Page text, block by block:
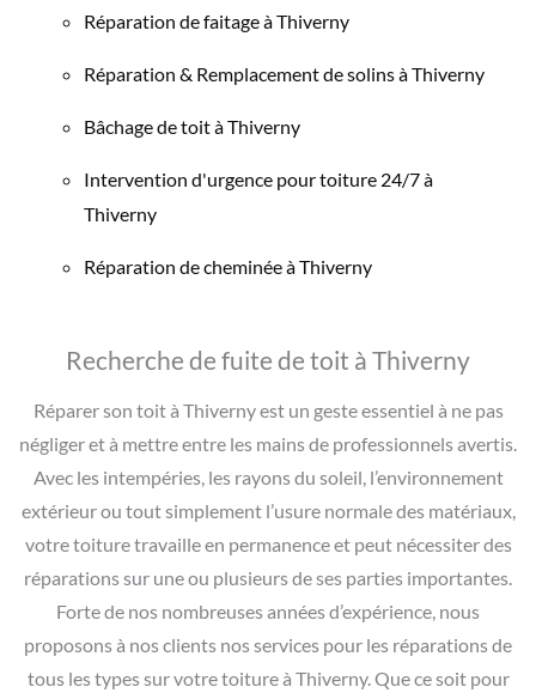
Réparation de faitage à Thiverny
Réparation & Remplacement de solins à Thiverny
Bâchage de toit à Thiverny
Intervention d'urgence pour toiture 24/7 à
Thiverny
Réparation de cheminée à Thiverny
Recherche de fuite de toit à Thiverny
Réparer son toit à Thiverny est un geste essentiel à ne pas
négliger et à mettre entre les mains de professionnels avertis.
Avec les intempéries, les rayons du soleil, l’environnement
extérieur ou tout simplement l’usure normale des matériaux,
votre toiture travaille en permanence et peut nécessiter des
réparations sur une ou plusieurs de ses parties importantes.
Forte de nos nombreuses années d’expérience, nous
proposons à nos clients nos services pour les réparations de
tous les types sur votre toiture à Thiverny. Que ce soit pour